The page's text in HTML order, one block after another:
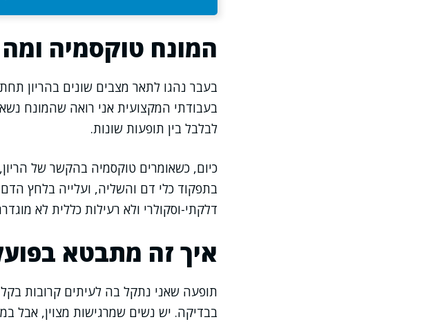
המונח טוקסמיה
בעבר נהגו לתאר מצבים שונים בהריון
בעבודתי המקצועית אני רואה שהמונח
לבלבל בין תופעות שונות.
כיום, כשאומרים טוקסמיה בהקשר של
בתפקוד כלי דם והשליה, ועלייה בלחץ
דלקתי-וסקולרי ולא רעילות כללית לא
איך זה מתבטא
תופעה שאני נתקל בה לעיתים קרובות
בבדיקה. יש נשים שמרגישות מצוין, אבל